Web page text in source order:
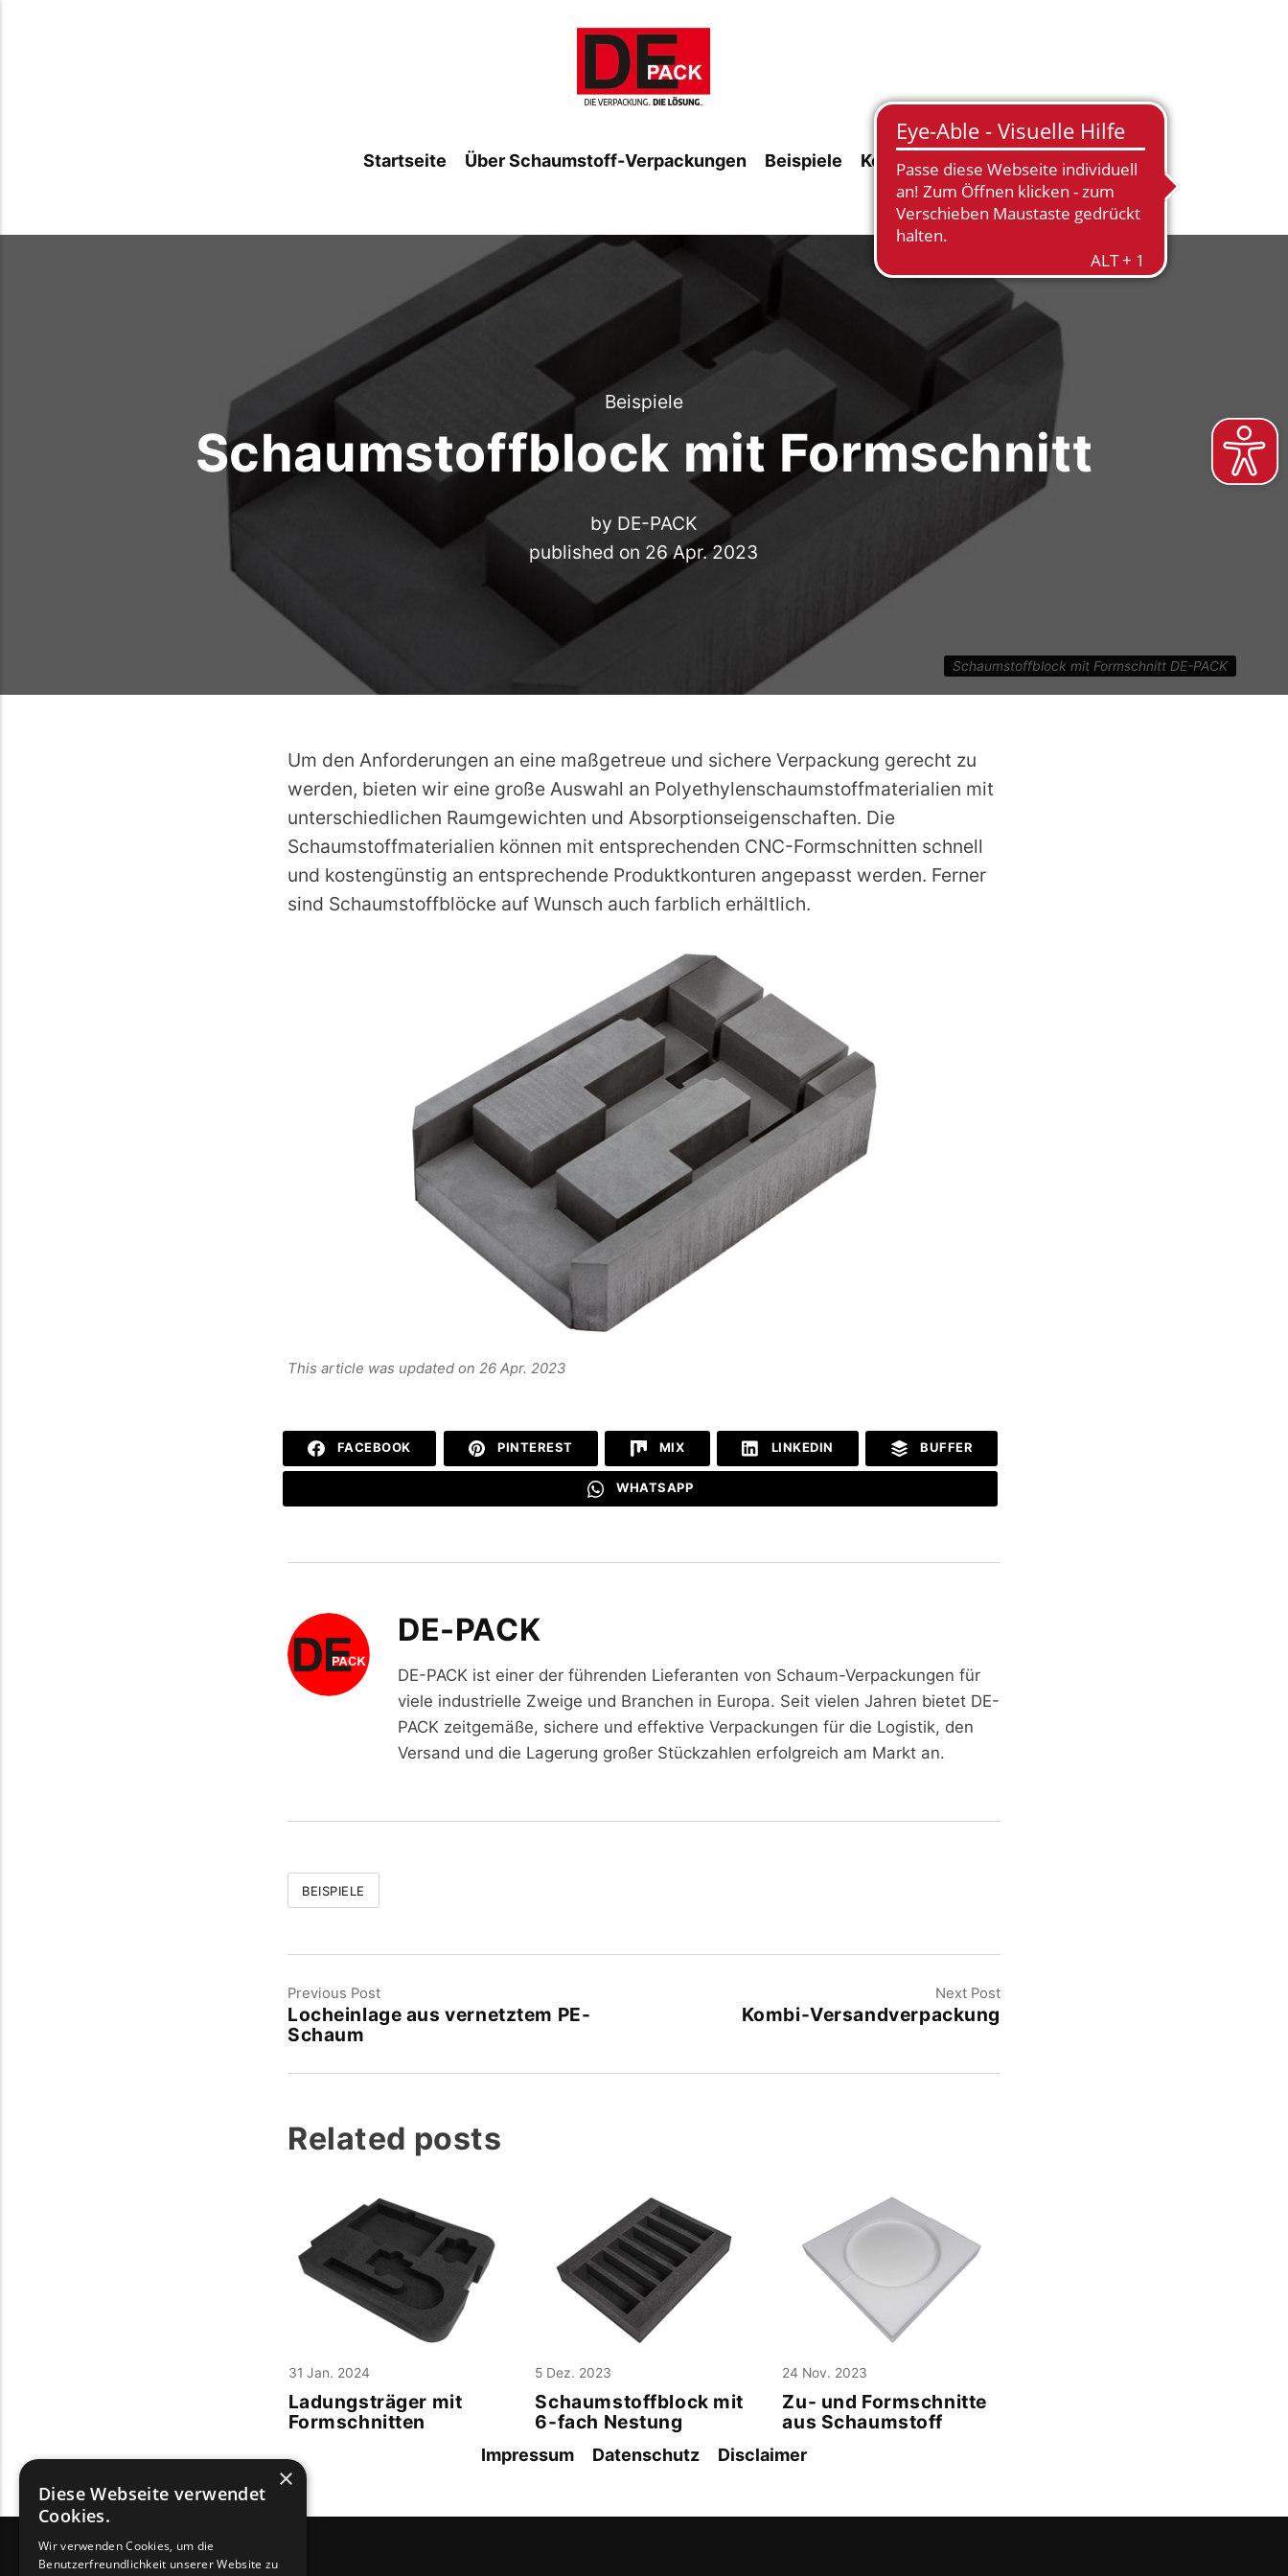
Startseite Über Schaumstoff-Verpackungen Beispiele Kontakt
Beispiele
Schaumstoffblock mit Formschnitt
by DE-PACK
published on 26 Apr. 2023
Schaumstoffblock mit Formschnitt DE-PACK
Um den Anforderungen an eine maßgetreue und sichere Verpackung gerecht zu
werden, bieten wir eine große Auswahl an Polyethylenschaumstoffmaterialien mit
unterschiedlichen Raumgewichten und Absorptionseigenschaften. Die
Schaumstoffmaterialien können mit entsprechenden CNC-Formschnitten schnell
und kostengünstig an entsprechende Produktkonturen angepasst werden. Ferner
sind Schaumstoffblöcke auf Wunsch auch farblich erhältlich.
This article was updated on 26 Apr. 2023
FACEBOOK PINTEREST MIX LINKEDIN BUFFER
WHATSAPP
DE-PACK
DE-PACK ist einer der führenden Lieferanten von Schaum-Verpackungen für
viele industrielle Zweige und Branchen in Europa. Seit vielen Jahren bietet DE-
PACK zeitgemäße, sichere und effektive Verpackungen für die Logistik, den
Versand und die Lagerung großer Stückzahlen erfolgreich am Markt an.
BEISPIELE
Previous Post
Locheinlage aus vernetztem PE-
Schaum
Next Post
Kombi-Versandverpackung
Related posts
31 Jan. 2024
Ladungsträger mit
Formschnitten
5 Dez. 2023
Schaumstoffblock mit
6-fach Nestung
24 Nov. 2023
Zu- und Formschnitte
aus Schaumstoff
Impressum Datenschutz Disclaimer
×
Diese Webseite verwendet
Cookies.
Wir verwenden Cookies, um die
Benutzerfreundlichkeit unserer Website zu